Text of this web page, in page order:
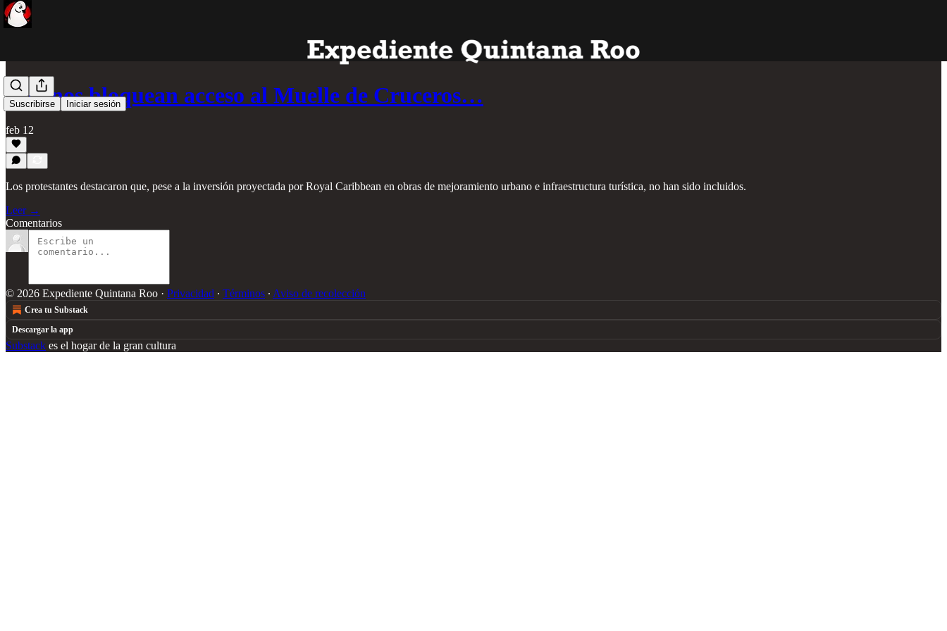
Suscribirse Iniciar sesión
Colonos bloquean acceso al Muelle de Cruceros…
feb 12
Los protestantes destacaron que, pese a la inversión proyectada por Royal Caribbean en obras de mejoramiento urbano e infraestructura turística, no han sido incluidos.
Leer →
Comentarios
© 2026 Expediente Quintana Roo · Privacidad ∙ Términos ∙ Aviso de recolección
Crea tu Substack
Descargar la app
Substack es el hogar de la gran cultura